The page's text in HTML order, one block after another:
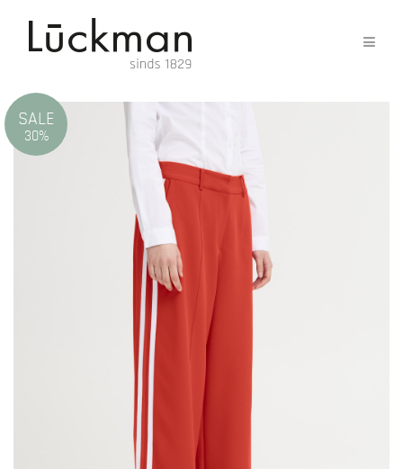
SALE
30%